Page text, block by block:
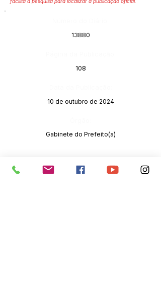
13880
108
10 de outubro de 2024
Gabinete do Prefeito(a)